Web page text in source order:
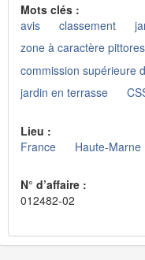
Mots clés :
avis
classement
zone à caractère
commission supérieure
jardin en terrasse
Lieu :
France
Haute-Marne
N° d’affaire :
012482-02